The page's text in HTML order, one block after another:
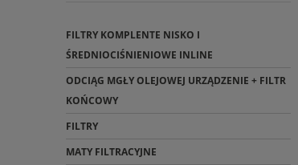
FILTRY KOMPLENTE NISKO I
ŚREDNIOCIŚNIENIOWE INLINE
ODCIĄG MGŁY OLEJOWEJ URZĄDZENIE + FILTR
KOŃCOWY
FILTRY
MATY FILTRACYJNE